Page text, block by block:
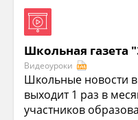
Школьная газета
Видеоуроки
Школьные новости в
выходит 1 раз в
участников